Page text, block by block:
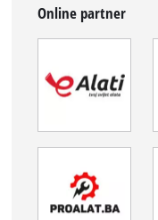
Online partner